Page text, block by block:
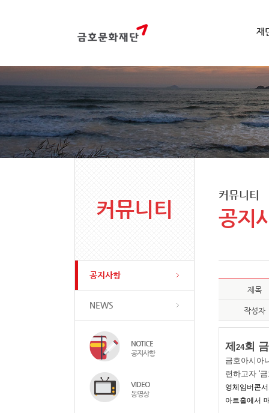
재
커뮤니티
공지사항
NEWS
NOTICE
공지사항
VIDEO
동영상
커뮤니티
공지
제목
작성자
제 24회
금호아시아
련하고자 '
영체임버콘
아트홀에서